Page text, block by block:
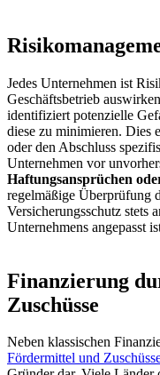
Jedes Unternehmen ist
Geschäftsbetrieb
identifiziert potenzielle
diese zu minimieren. Dies
oder den Abschluss
Unternehmen vor
Haftungsansprüchen
regelmäßige Überprüfung
Versicherungsschutz stets
Unternehmens angepasst
Finanzierung
Zuschüsse
Neben klassischen
Fördermittel und